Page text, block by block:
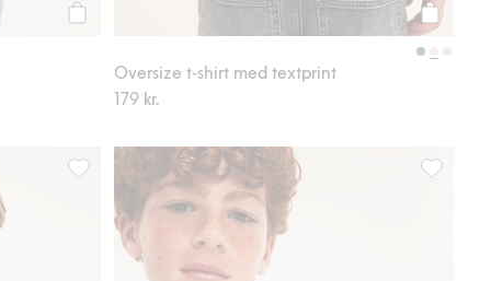
Köp
Oversize t-shirt med textprint
179 kr.
T-shirt med Pokémon-tryck, Lägg till i favoriter